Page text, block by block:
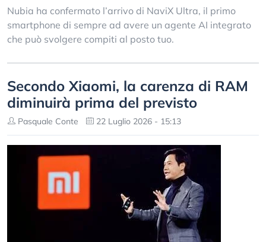
Nubia ha confermato l’arrivo di NaviX Ultra, il primo
smartphone di sempre ad avere un agente AI integrato
che può svolgere compiti al posto tuo.
Secondo Xiaomi, la carenza di RAM
diminuirà prima del previsto
Pasquale Conte 22 Luglio 2026 - 15:13